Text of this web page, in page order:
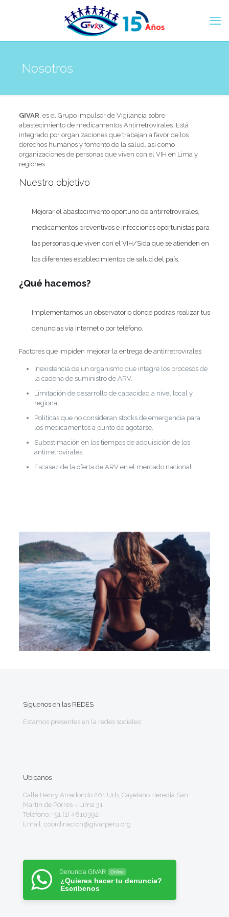
Nosotros
GIVAR, es el Grupo Impulsor de Vigilancia sobre
abastecimiento de medicamentos Antirretrovirales. Está
integrado por organizaciones que trabajan a favor de los
derechos humanos y fomento de la salud, así como
organizaciones de personas que viven con el VIH en Lima y
regiones.
Nuestro objetivo
Mejorar el abastecimiento oportuno de antirretrovirales,
medicamentos preventivos e infecciones oportunistas para
las personas que viven con el VIH/Sida que se atienden en
los diferentes establecimientos de salud del país.
¿Qué hacemos?
Implementamos un observatorio donde podrás realizar tus
denuncias vía internet o por teléfono.
Factores que impiden mejorar la entrega de antirretrovirales
Inexistencia de un organismo que integre los procesos de
la cadena de suministro de ARV.
Limitación de desarrollo de capacidad a nivel local y
regional.
Políticas que no consideran stocks de emergencia para
los medicamentos a punto de agotarse.
Subestimación en los tiempos de adquisición de los
antirretrovirales.
Escasez de la oferta de ARV en el mercado nacional.
Síguenos en las REDES
Estamos presentes en la redes sociales:
Ubícanos
Calle Henry Arredondo 201 Urb, Cayetano Heredia San
Martín de Porres – Lima 31
Teléfono: +51 (1) 4810392
Email: coordinacion@givarperu.org
Denuncia GIVAR Online
¿Quieres hacer tu denuncia?
Escribenos